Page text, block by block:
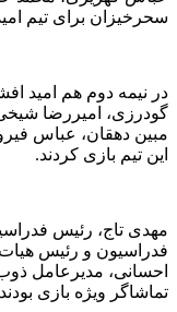
سحرخیزان برای تیم
در نیمه دوم هم امید
گودرزی، امیررضا
مبین دهقان، عباس
این تیم بازی کردند.
مهدی تاج، رئیس
فدراسیون و رئیس
احسانی، مدیرعامل
تماشاگر ویژه بازی